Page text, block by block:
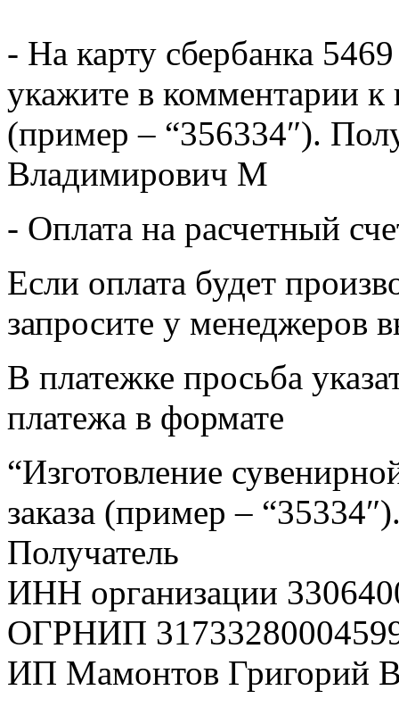
- На карту сбербанка
укажите в комментарии к
(пример – “356334″).
Владимирович М
- Оплата на расчетный
Если оплата будет
запросите у менеджеров
В платежке просьба
платежа в формате
“Изготовление
заказа (пример –
Получатель
ИНН организации
ОГРНИП
ИП Мамонтов Григорий